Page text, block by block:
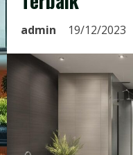
admin 19/12/2023